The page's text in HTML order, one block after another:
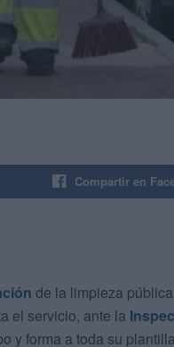
Compartir en
de la limpieza
el servicio, ante la
y forma a toda su